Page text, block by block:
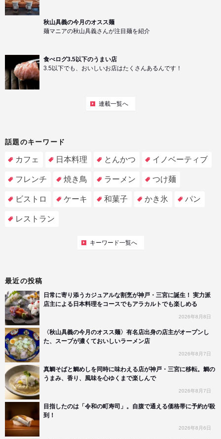
秋山具義の今月のオスス麺
麺マニアの秋山具義さんが注目麺を紹介
食べログ3.5以下のうまい店
3.5以下でも、おいしいお店はたくさんあるんです！
連載一覧へ
話題のキーワード
カフェ 日本料理 とんかつ イノベーティブ
フレンチ 焼き鳥 ラーメン つけ麺
ビストロ ケーキ 和菓子 かき氷 パン
レストラン
キーワード一覧へ
最近の投稿
日常に寄り添うカジュアルな割烹が神戸・三宮に誕生！ 実力派
店主による日本料理をコースでもアラカルトでも楽しめる
2026年8月8日
〈秋山具義の今月のオスス麺〉有名店出身の店主がオープンし
た、スープが濃くておいしいラーメン店
2026年8月7日
真鯛そばと鯛めしを同時に味わえる店が神戸・三宮に移転。鯛の
うまみ、香り、風味を心ゆくまで楽しんで
2026年8月7日
目指したのは「令和の町寿司」。自腹で通える価格帯に予約が殺
到！
2026年8月6日